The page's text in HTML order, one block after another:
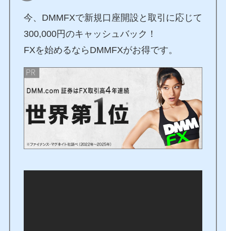
今、DMMFXで新規口座開設と取引に応じて
300,000円のキャッシュバック！
FXを始めるならDMMFXがお得です。